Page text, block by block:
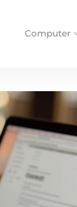
Computer